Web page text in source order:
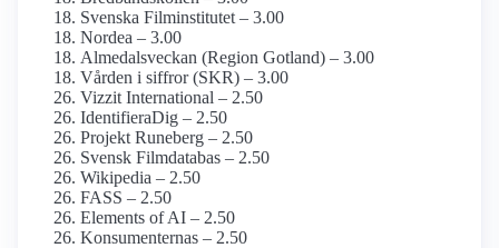
Svenska Film­institutet – 3.00
Nordea – 3.00
Almedalsveckan (Region Gotland) – 3.00
Vården i siffror (SKR) – 3.00
Vizzit International – 2.50
Identifiera­Dig – 2.50
Projekt Runeberg – 2.50
Svensk Film­databas – 2.50
Wikipedia – 2.50
FASS – 2.50
Elements of AI – 2.50
Konsumenternas – 2.50